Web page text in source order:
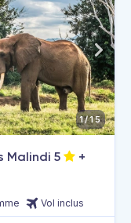
1/15
Malindi 5
+
Vol inclus